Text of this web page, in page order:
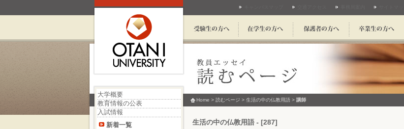
大学概要
教育情報の公表
入試情報
新着一覧
Home > 読むページ > 生活の中の仏教用語 > 講師
生活の中の仏教用語 - [287]